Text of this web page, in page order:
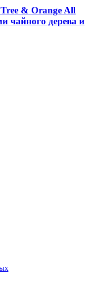
& Orange All
чайного дерева и